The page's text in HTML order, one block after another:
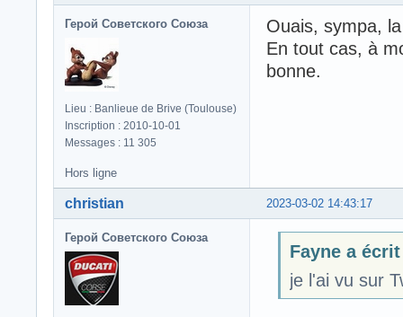
Герой Советского Союза
Lieu : Banlieue de Brive (Toulouse)
Inscription : 2010-10-01
Messages : 11 305
Ouais, sympa,
En tout cas, à
bonne.
Hors ligne
2023-03-02 14:43:17
christian
Герой Советского Союза
Fayne a
je l'ai vu sur